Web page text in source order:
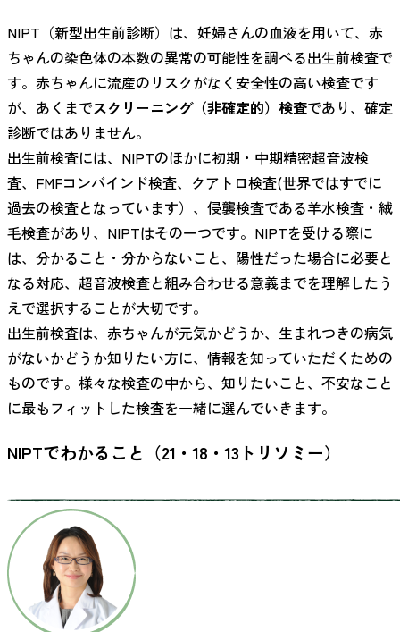
NIPT（新型出生前診断）は、妊婦さんの血液を用いて、赤
ちゃんの染色体の本数の異常の可能性を調べる出生前検査で
す。赤ちゃんに流産のリスクがなく安全性の高い検査です
が、あくまでスクリーニング（非確定的）検査であり、確定
診断ではありません。
出生前検査には、NIPTのほかに初期・中期精密超音波検
査、FMFコンバインド検査、クアトロ検査(世界ではすでに
過去の検査となっています）、侵襲検査である羊水検査・絨
毛検査があり、NIPTはその一つです。NIPTを受ける際に
は、分かること・分からないこと、陽性だった場合に必要と
なる対応、超音波検査と組み合わせる意義までを理解したう
えで選択することが大切です。
出生前検査は、赤ちゃんが元気かどうか、生まれつきの病気
がないかどうか知りたい方に、情報を知っていただくための
ものです。様々な検査の中から、知りたいこと、不安なこと
に最もフィットした検査を一緒に選んでいきます。
NIPTでわかること（21・18・13トリソミー）